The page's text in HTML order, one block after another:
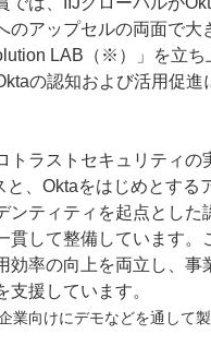
のアップセルの両面で大
LAB（※）」を立ち
の認知および活用促進
トラストセキュリティの
、Oktaをはじめとする
ンティティを起点とした
貫して整備しています。
効率の向上を両立し、事
援しています。
業向けにデモなどを通して